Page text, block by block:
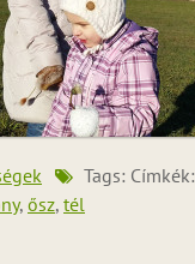
Tags: Címkék:
, ősz, tél